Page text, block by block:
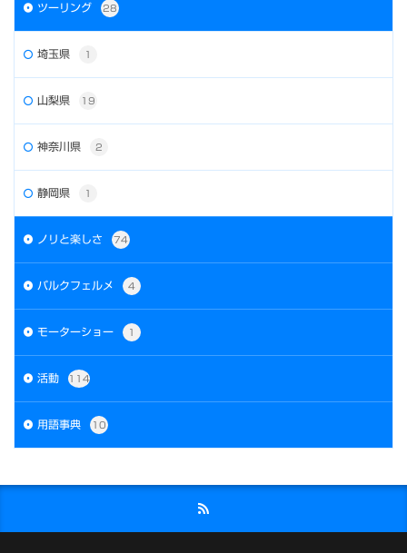
ツーリング 28
埼玉県 1
山梨県 19
神奈川県 2
静岡県 1
ノリと楽しさ 74
パルクフェルメ 4
モーターショー 1
活動 114
用語事典 10